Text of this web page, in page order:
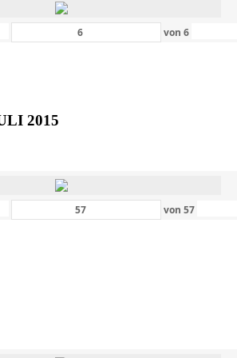
von6
2015
von57